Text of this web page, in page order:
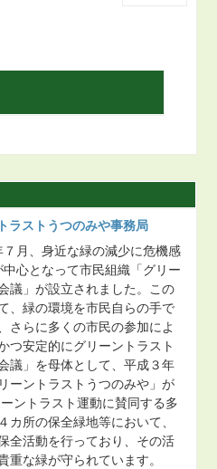
ラストうつのみや事務局
月、身近な緑の減少に危機感
心となって市民組織「グリー
議」が設立されました。この
、緑の環境を市民自らの手で
さらに多くの市民の参加によ
つ安定的にグリーントラスト
議」を母体として、平成３年
ーントラストうつのみや」が
ントラスト運動に賛同する多
カ所の保全緑地等において、
全活動を行っており、その活
な緑が守られています。